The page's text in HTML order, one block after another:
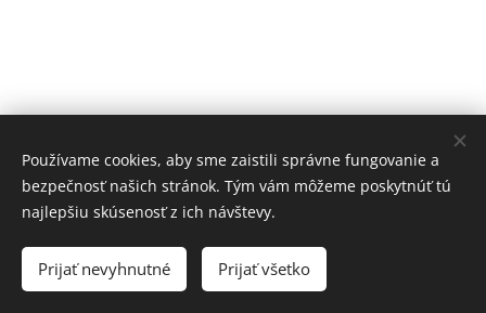
Cookies
Používame cookies, aby sme zaistili správne fungovanie a
bezpečnosť našich stránok. Tým vám môžeme poskytnúť tú
najlepšiu skúsenosť z ich návštevy.
Prijať nevyhnutné Prijať všetko